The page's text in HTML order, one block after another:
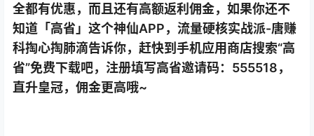
全都有优惠，而且还有高额返利佣金，如果你还不
知道「高省」这个神仙APP，流量硬核实战派-唐赚
科掏心掏肺滴告诉你，赶快到手机应用商店搜索“高
省”免费下载吧，注册填写高省邀请码：555518，
直升皇冠，佣金更高哦~